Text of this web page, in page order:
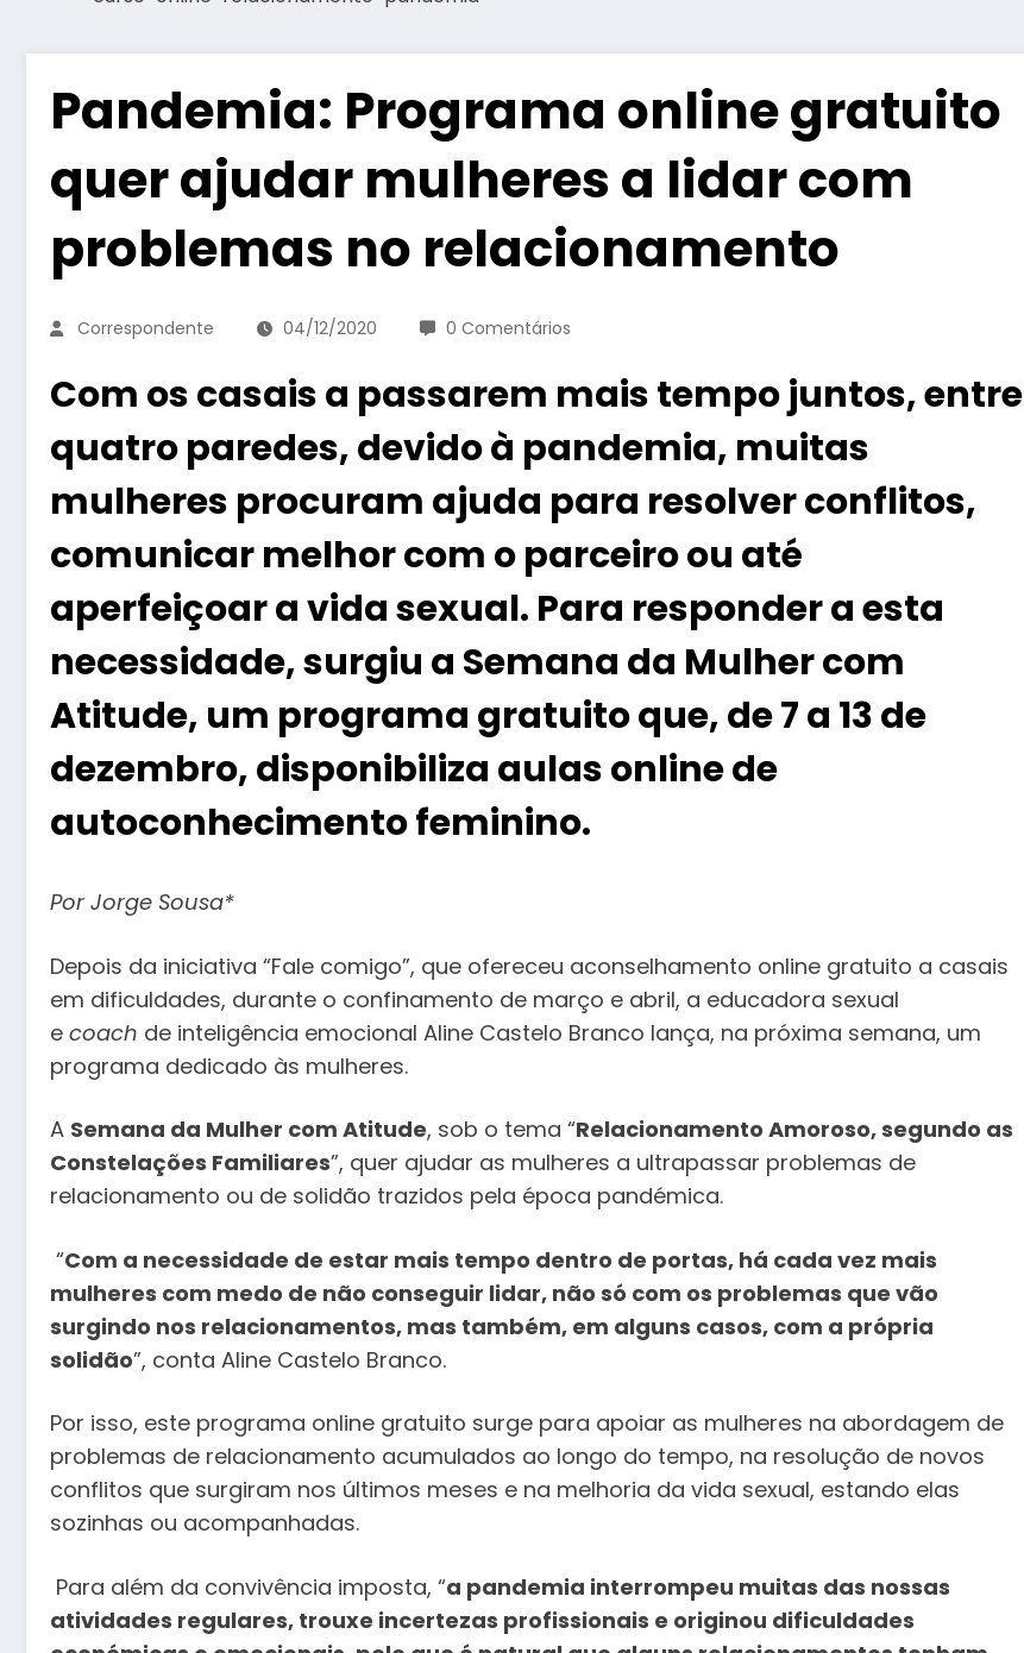
Pandemia: Programa online gratuito
quer ajudar mulheres a lidar com
problemas no relacionamento
Correspondente 04/12/2020 0 Comentários
Com os casais a passarem mais tempo juntos, entre
quatro paredes, devido à pandemia, muitas
mulheres procuram ajuda para resolver conflitos,
comunicar melhor com o parceiro ou até
aperfeiçoar a vida sexual. Para responder a esta
necessidade, surgiu a Semana da Mulher com
Atitude, um programa gratuito que, de 7 a 13 de
dezembro, disponibiliza aulas online de
autoconhecimento feminino.
Por Jorge Sousa*
Depois da iniciativa “Fale comigo”, que ofereceu aconselhamento online gratuito a casais
em dificuldades, durante o confinamento de março e abril, a educadora sexual
e coach de inteligência emocional Aline Castelo Branco lança, na próxima semana, um
programa dedicado às mulheres.
A Semana da Mulher com Atitude, sob o tema “Relacionamento Amoroso, segundo as
Constelações Familiares”, quer ajudar as mulheres a ultrapassar problemas de
relacionamento ou de solidão trazidos pela época pandémica.
“Com a necessidade de estar mais tempo dentro de portas, há cada vez mais
mulheres com medo de não conseguir lidar, não só com os problemas que vão
surgindo nos relacionamentos, mas também, em alguns casos, com a própria
solidão”, conta Aline Castelo Branco.
Por isso, este programa online gratuito surge para apoiar as mulheres na abordagem de
problemas de relacionamento acumulados ao longo do tempo, na resolução de novos
conflitos que surgiram nos últimos meses e na melhoria da vida sexual, estando elas
sozinhas ou acompanhadas.
Para além da convivência imposta, “a pandemia interrompeu muitas das nossas
atividades regulares, trouxe incertezas profissionais e originou dificuldades